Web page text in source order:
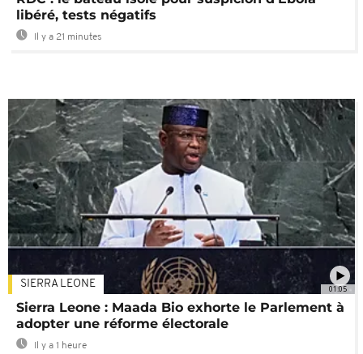
libéré, tests négatifs
Il y a 21 minutes
01:05
SIERRA LEONE
Sierra Leone : Maada Bio exhorte le Parlement à
adopter une réforme électorale
Il y a 1 heure